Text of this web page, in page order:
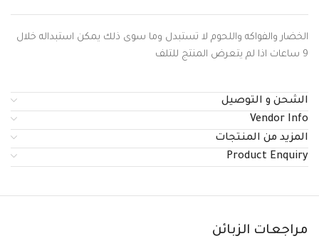
الخضار والفواكه واللحوم لا تستبدل وما سوى ذلك يمكن استبداله خلال
9 ساعات اذا لم يتعرض المنتج للتلف
الشحن و التوصيل
Vendor Info
المزيد من المنتجات
Product Enquiry
مراجعات الزبائن